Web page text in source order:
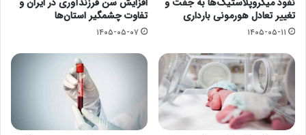
تغییر تعادل هورمونی بارداری
۱۴۰۵-۰۵-۱۱
تفاوت چشمگیر استان‌ها
۱۴۰۵-۰۵-۰۷